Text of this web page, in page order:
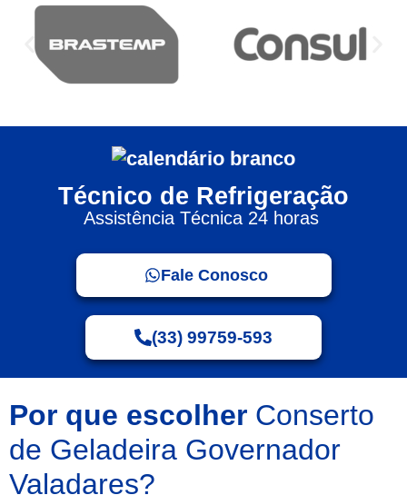
Técnico de Refrigeração
Assistência Técnica 24 horas
Fale Conosco
(33) 99759-593
Por que escolher Conserto
de Geladeira Governador
Valadares?